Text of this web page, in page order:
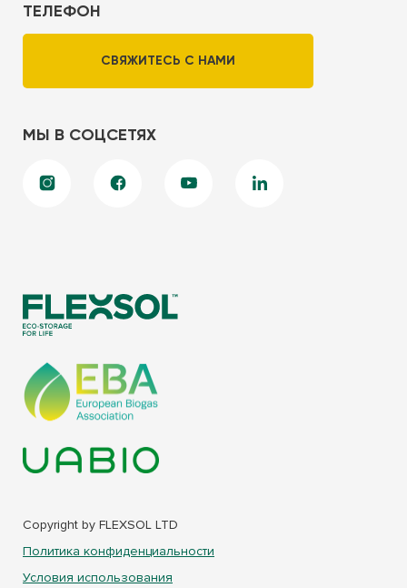
Copyright by FLEXSOL LTD
Политика конфиденциальности
Условия использования
ТЕЛЕФОН
СВЯЖИТЕСЬ С НАМИ
МЫ В СОЦСЕТЯХ